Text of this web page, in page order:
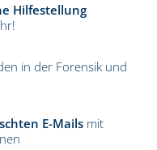
Hilfestellung
in der Forensik und
E-Mails mit